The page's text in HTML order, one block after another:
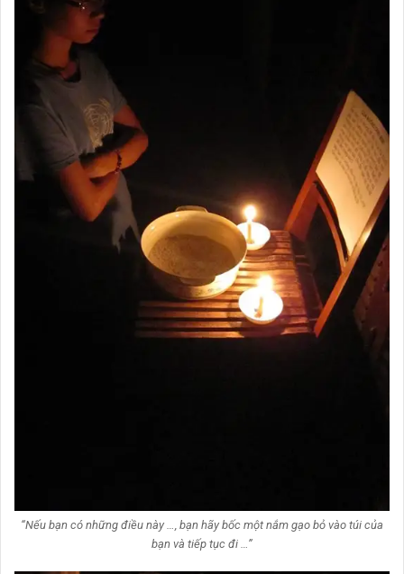
“Nếu bạn có những điều này …, bạn hãy bốc một nắm gạo bỏ vào túi của
bạn và tiếp tục đi …”